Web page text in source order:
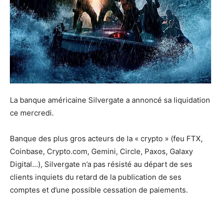
La banque américaine Silvergate a annoncé sa liquidation
ce mercredi.
Banque des plus gros acteurs de la « crypto » (feu FTX,
Coinbase, Crypto.com, Gemini, Circle, Paxos, Galaxy
Digital…), Silvergate n’a pas résisté au départ de ses
clients inquiets du retard de la publication de ses
comptes et d’une possible cessation de paiements.